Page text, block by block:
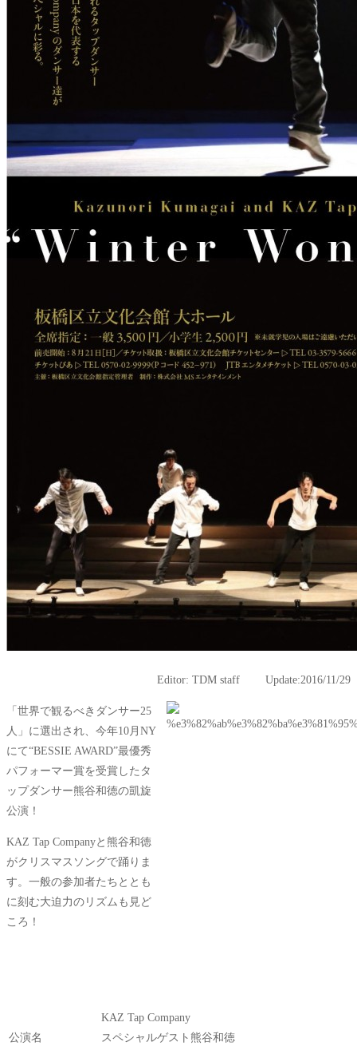
Editor: TDM staff Update:2016/11/29
「世界で観るべきダンサー25
人」に選出され、今年10月NY
にて“BESSIE AWARD”最優秀
パフォーマー賞を受賞したタ
ップダンサー熊谷和徳の凱旋
公演！
KAZ Tap Companyと熊谷和徳
がクリスマスソングで踊りま
す。一般の参加者たちととも
に刻む大迫力のリズムも見ど
ころ！
公演名
KAZ Tap Company
スペシャルゲスト熊谷和徳